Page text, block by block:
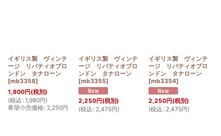
イギリス製 ヴィンテ
ージ リバティオブロ
ンドン タナローン
[mb3358]
1,800円(税別)
(税込 : 1,980円)
希望小売価格: 2,250円
イギリス製 ヴィンテ
ージ リバティオブロ
ンドン タナローン
[mb3355]
2,250円(税別)
(税込 : 2,475円)
イギリス製 ヴィンテ
ージ リバティオブロ
ンドン タナローン
[mb3354]
2,250円(税別)
(税込 : 2,475円)